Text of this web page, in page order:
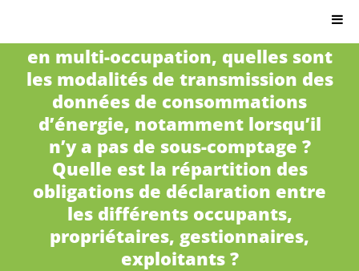
en multi-occupation, quelles sont
les modalités de transmission des
données de consommations
d’énergie, notamment lorsqu’il
n’y a pas de sous-comptage ?
Quelle est la répartition des
obligations de déclaration entre
les différents occupants,
propriétaires, gestionnaires,
exploitants ?